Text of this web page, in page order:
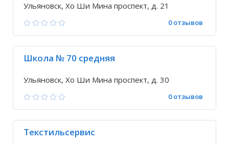
Ульяновск, Хо Ши Мина проспект, д. 21
0 отзывов
Школа № 70 средняя
Ульяновск, Хо Ши Мина проспект, д. 30
0 отзывов
Текстильсервис